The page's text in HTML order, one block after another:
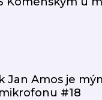
Jan Amos je
#18